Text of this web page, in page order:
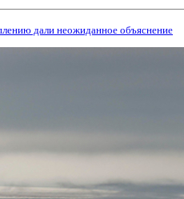
дали неожиданное объяснение